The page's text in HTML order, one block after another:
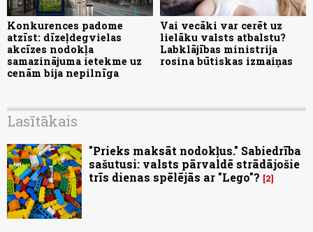
Konkurences padome
atzīst: dīzeļdegvielas
akcīzes nodokļa
samazinājuma ietekme uz
cenām bija nepilnīga
Vai vecāki var cerēt uz
lielāku valsts atbalstu?
Labklājības ministrija
rosina būtiskas izmaiņas
Lasītākais
"Prieks maksāt nodokļus." Sabiedrība
sašutusi: valsts pārvaldē strādājošie
trīs dienas spēlējās ar "Lego"?
2